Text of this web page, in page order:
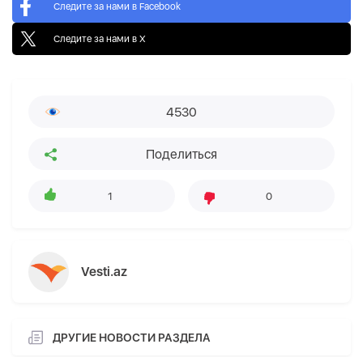
Следите за нами в Facebook
Следите за нами в X
4530
Поделиться
1 0
Vesti.az
ДРУГИЕ НОВОСТИ РАЗДЕЛА